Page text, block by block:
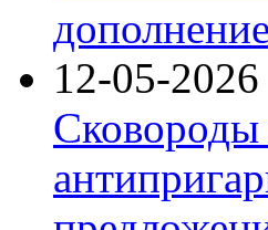
12-05-2026